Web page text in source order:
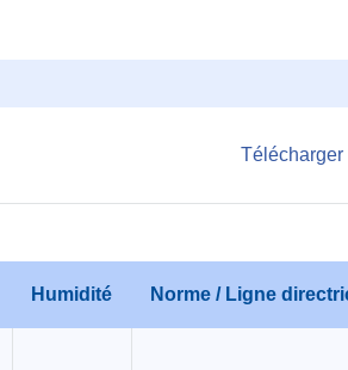
Télécharger
Humidité Norme / Ligne